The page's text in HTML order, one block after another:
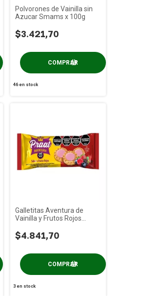
Polvorones de Vainilla sin
Azucar Smams x 100g
$3.421,70
46en stock
Galletitas Aventura de
Vainilla y Frutos Rojos
$4.841,70
3 en stock